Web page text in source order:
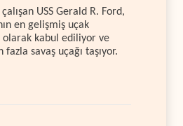
USS Gerald R. Ford,
en gelişmiş uçak
kabul ediliyor ve
savaş uçağı taşıyor.